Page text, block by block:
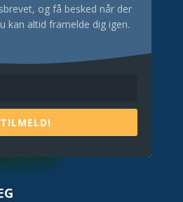
og få besked når der
kan altid framelde dig igen.
TILMELD!